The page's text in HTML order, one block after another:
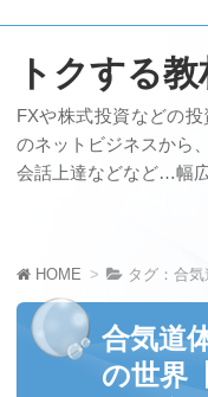
トクする
FXや株式投資などの
のネットビジネスから
会話上達などなど…幅
HOME タグ：合気
合気道
の世界